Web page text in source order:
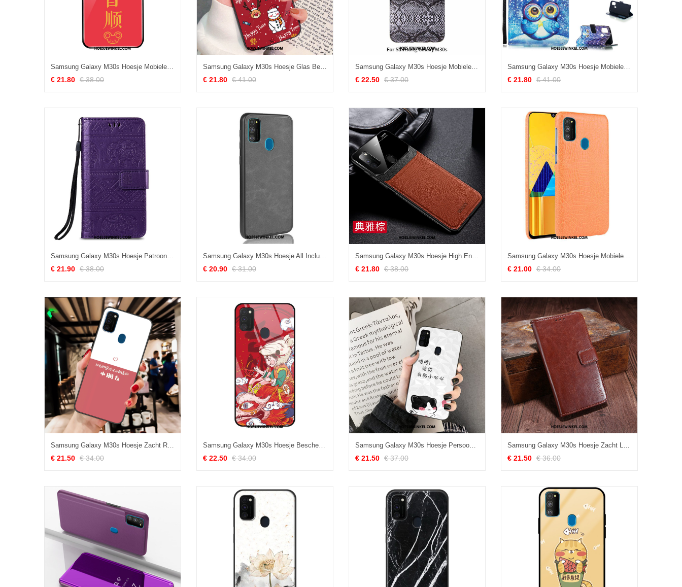
Samsung Galaxy M30s Hoesje Mobiele Telefoon Rijkdom Rood, Samsung Galaxy M30s Hoesje Lovers Glas
€ 21.80 € 38.00
Samsung Galaxy M30s Hoesje Glas Bescherming Kerstmis, Samsung Galaxy M30s Hoesje All Inclusive Rood
€ 21.80 € 41.00
Samsung Galaxy M30s Hoesje Mobiele Telefoon Wit Ster, Samsung Galaxy M30s Hoesje Hoes Scheppend
€ 22.50 € 37.00
Samsung Galaxy M30s Hoesje Mobiele Telefoon Blauw Leren Etui, Samsung Galaxy M30s Hoesje Clamshell Hoes
€ 21.80 € 41.00
Samsung Galaxy M30s Hoesje Patroon Folio Grote, Samsung Galaxy M30s Hoesje Purper Mobiele Telefoon
€ 21.90 € 38.00
Samsung Galaxy M30s Hoesje All Inclusive Ster Hoes, Samsung Galaxy M30s Hoesje Hard Leer
€ 20.90 € 31.00
Samsung Galaxy M30s Hoesje High End Mobiele Telefoon Hoes, Samsung Galaxy M30s Hoesje Ster Bescherming Braun
€ 21.80 € 38.00
Samsung Galaxy M30s Hoesje Mobiele Telefoon Hoes Ster, Samsung Galaxy M30s Hoesje Patroon Achterklep Orange
€ 21.00 € 34.00
Samsung Galaxy M30s Hoesje Zacht Roze Ster, Samsung Galaxy M30s Hoesje Bescherming Schrobben
€ 21.50 € 34.00
Samsung Galaxy M30s Hoesje Bescherming Siliconen Spotprent, Samsung Galaxy M30s Hoesje Anti-fall Ster
€ 22.50 € 34.00
Samsung Galaxy M30s Hoesje Persoonlijk Ruit Scheppend, Samsung Galaxy M30s Hoesje Trend Wit
€ 21.50 € 37.00
Samsung Galaxy M30s Hoesje Zacht Leren Etui Hemming, Samsung Galaxy M30s Hoesje Clamshell Portemonnee Braun
€ 21.50 € 36.00